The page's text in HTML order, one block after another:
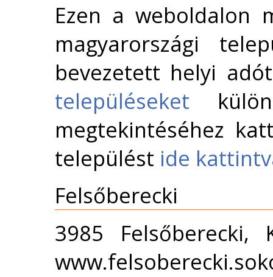
Ezen a weboldalon
magyarországi
bevezetett helyi
településeket
megtekintéséhez
települést ide
Felsőberecki
3985